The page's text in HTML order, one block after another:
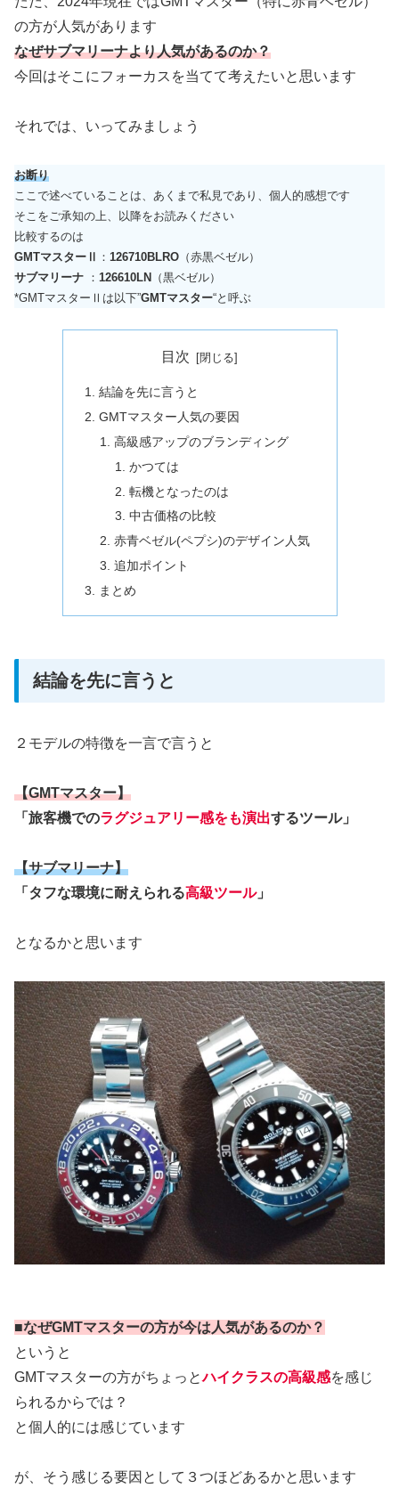
の方が人気があります
なぜサブマリーナより人気があるのか？
今回はそこにフォーカスを当てて考えたいと思います
それでは、いってみましょう
お断り
ここで述べていることは、あくまで私見であり、個人的感想です
そこをご承知の上、以降をお読みください
比較するのは
GMTマスターⅡ ： 126710BLRO （赤黒ベゼル）
サブマリーナ ： 126610LN
（黒ベゼル）
*GMTマスターⅡは以下”GMTマスター“と呼ぶ
目次
結論を先に言うと
GMTマスター人気の要因
高級感アップのブランディング
かつては
転機となったのは
中古価格の比較
赤青ベゼル(ペプシ)のデザイン人気
追加ポイント
まとめ
結論を先に言うと
２モデルの特徴を一言で言うと
【GMTマスター】
「旅客機でのラグジュアリー感をも演出するツール」
【サブマリーナ】
「タフな環境に耐えられる高級ツール」
となるかと思います
■なぜGMTマスターの方が今は人気があるのか？
というと
GMTマスターの方がちょっとハイクラスの高級感を感じ
られるからでは？
と個人的には感じています
が、そう感じる要因として３つほどあるかと思います